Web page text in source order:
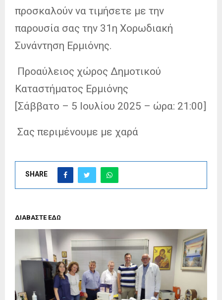
προσκαλούν να τιμήσετε με την
παρουσία σας την 31η Χορωδιακή
Συνάντηση Ερμιόνης.
Προαύλειος χώρος Δημοτικού
Καταστήματος Ερμιόνης
[Σάββατο – 5 Ιουλίου 2025 – ώρα: 21:00]
Σας περιμένουμε με χαρά
SHARE
ΔΙΑΒΑΣΤΕ ΕΔΩ